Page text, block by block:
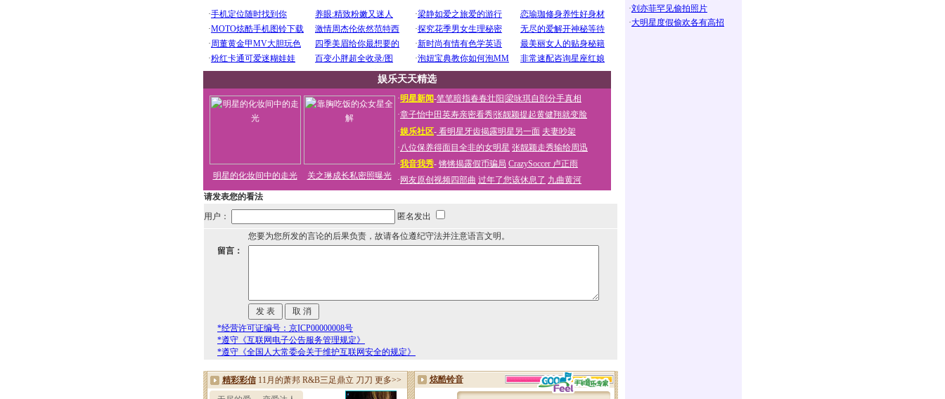
娱乐天天精选
明星的化妆间中的走光 关之琳成长私密照曝光
·明星新闻-笔笔暗指春春壮阳 梁咏琪自剖分手真相
·章子怡中田英寿亲密看秀张靓颖提起黄健翔就变脸
·娱乐社区- 看明星牙齿揭露明星另一面 夫妻吵架
·八位保养得面目全非的女明星 张靓颖走秀输给周迅
·我音我秀- 锵锵揭露假币骗局 CrazySoccer 卢正雨
· 网友原创视频四部曲 过年了您该休息了 九曲黄河
请发表您的看法
用户：
匿名发出
您要为您所发的言论的后果负责，故请各位遵纪守法并注意语言文明。
留言：
*经营许可证编号：京ICP00000008号
*遵守《互联网电子公告服务管理规定》
*遵守《全国人大常委会关于维护互联网安全的规定》
·刘亦菲罕见偷拍照片
·大明星度假偷欢各有高招